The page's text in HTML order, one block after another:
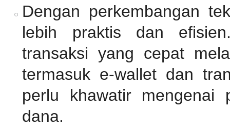
Dengan perkembangan
lebih praktis dan
transaksi yang cepat
termasuk e-wallet dan
perlu khawatir mengenai
dana.